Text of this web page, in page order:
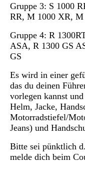
Gruppe 3: S 1000
RR, M 1000 XR, M
Gruppe 4: R
ASA, R 1300 GS
GS
Es wird in einer
das du deinen
vorlegen kannst
Helm, Jacke,
Motorradstiefel/
Jeans) und
Bitte sei pünktlich
melde dich beim